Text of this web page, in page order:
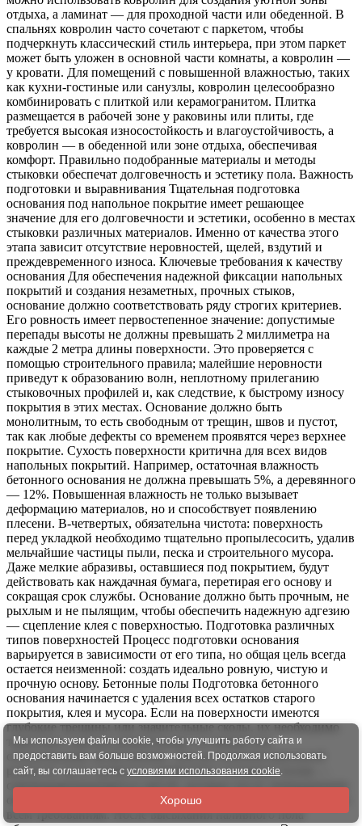
Мы используем файлы cookie, чтобы улучшить работу сайта и
предоставить вам больше возможностей. Продолжая использовать
сайт, вы соглашаетесь с условиями использования cookie.
Хорошо